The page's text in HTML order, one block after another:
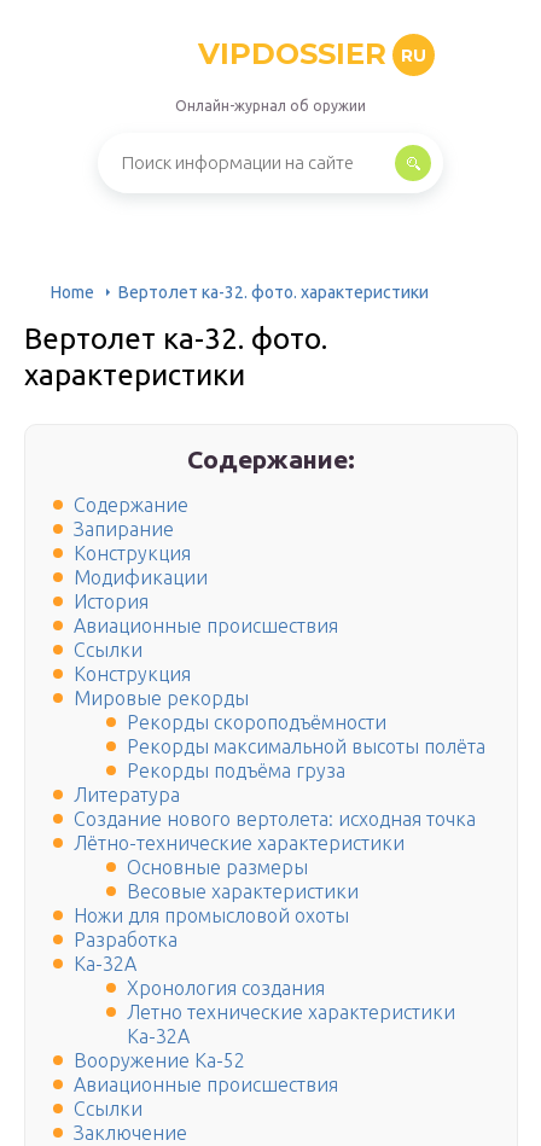
VIPDOSSIER RU
Онлайн-журнал об оружии
Home Вертолет ка-32. фото. характеристики
Вертолет ка-32. фото.
характеристики
Содержание:
Содержание
Запирание
Конструкция
Модификации
История
Авиационные происшествия
Ссылки
Конструкция
Мировые рекорды
Рекорды скороподъёмности
Рекорды максимальной высоты полёта
Рекорды подъёма груза
Литература
Создание нового вертолета: исходная точка
Лётно-технические характеристики
Основные размеры
Весовые характеристики
Ножи для промысловой охоты
Разработка
Ка-32А
Хронология создания
Летно технические характеристики
Ка-32А
Вооружение Ка-52
Авиационные происшествия
Ссылки
Заключение